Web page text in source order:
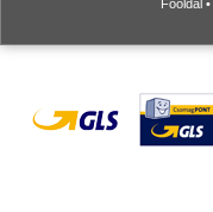
Főoldal •